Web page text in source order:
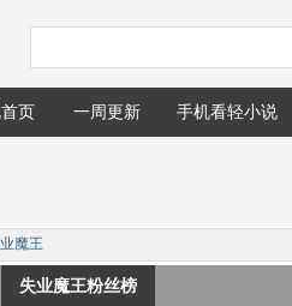
页 一周更新 手机看轻小说
魔王
失业魔王粉丝榜